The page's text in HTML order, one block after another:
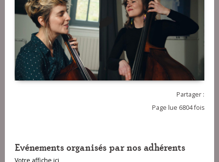
Partager :
Page lue 6804 fois
Evénements organisés par nos adhérents